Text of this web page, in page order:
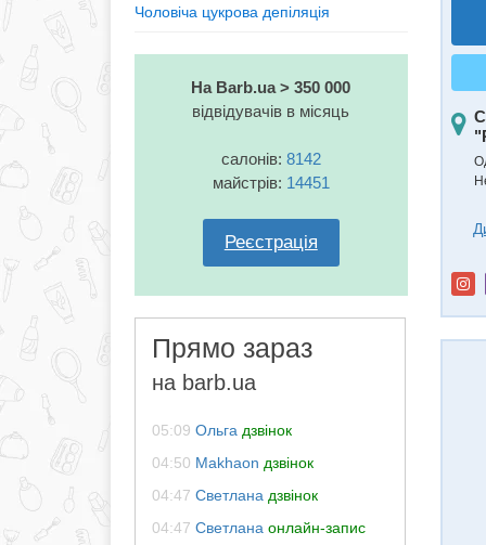
Чоловіча цукрова депіляція
На Barb.ua > 350 000
відвідувачів в місяць
салонів: 8142
майстрів: 14451
Реєстрація
Прямо зараз
на barb.ua
05:09 Ольга дзвінок
04:50 Makhaon дзвінок
04:47 Светлана дзвінок
04:47 Светлана онлайн-запис